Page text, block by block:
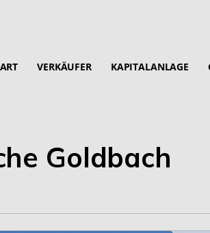
VERKÄUFER KAPITALANLAGE
Goldbach